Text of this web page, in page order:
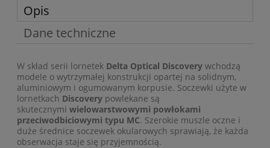
Opis
Dane techniczne
W skład serii lornetek Delta Optical Discovery wchodzą
modele o wytrzymałej konstrukcji opartej na solidnym,
aluminiowym i ogumowanym korpusie. Soczewki użyte w
lornetkach Discovery powlekane są
skutecznymi wielowarstwowymi powłokami
przeciwodbiciowymi typu MC. Szerokie muszle oczne i
duże średnice soczewek okularowych sprawiają, że każda
obserwacja staje się przyjemnością.